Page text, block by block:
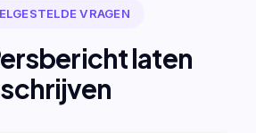
VRAGEN
laten
schrijven